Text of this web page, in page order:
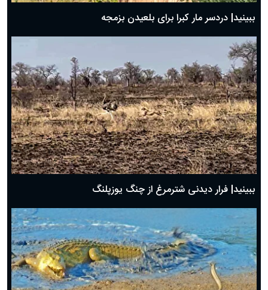
ببینید| دردسر مار کبرا برای بلعیدن بزمجه
ببینید| فرار دیدنی شترمرغ از چنگ یوزپلنگ